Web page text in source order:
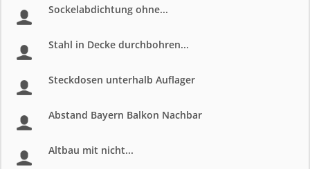
Sockelabdichtung ohne...
Stahl in Decke durchbohren...
Steckdosen unterhalb Auflager
Abstand Bayern Balkon Nachbar
Altbau mit nicht...